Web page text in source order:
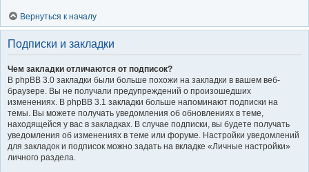
Вернуться к началу
Подписки и закладки
Чем закладки отличаются от подписок?
В phpBB 3.0 закладки были больше похожи на закладки в вашем веб-
браузере. Вы не получали предупреждений о произошедших
изменениях. В phpBB 3.1 закладки больше напоминают подписки на
темы. Вы можете получать уведомления об обновлениях в теме,
находящейся у вас в закладках. В случае подписки, вы будете получать
уведомления об изменениях в теме или форуме. Настройки уведомлений
для закладок и подписок можно задать на вкладке «Личные настройки»
личного раздела.